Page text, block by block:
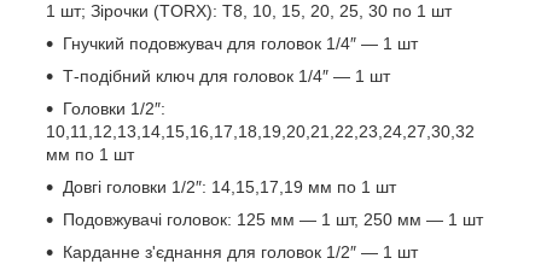
1 шт; Зірочки (TORX): T8, 10, 15, 20, 25, 30 по 1 шт
Гнучкий подовжувач для головок 1/4″ — 1 шт
Т-подібний ключ для головок 1/4″ — 1 шт
Головки 1/2″:
10,11,12,13,14,15,16,17,18,19,20,21,22,23,24,27,30,32
мм по 1 шт
Довгі головки 1/2″: 14,15,17,19 мм по 1 шт
Подовжувачі головок: 125 мм — 1 шт, 250 мм — 1 шт
Карданне з'єднання для головок 1/2″ — 1 шт